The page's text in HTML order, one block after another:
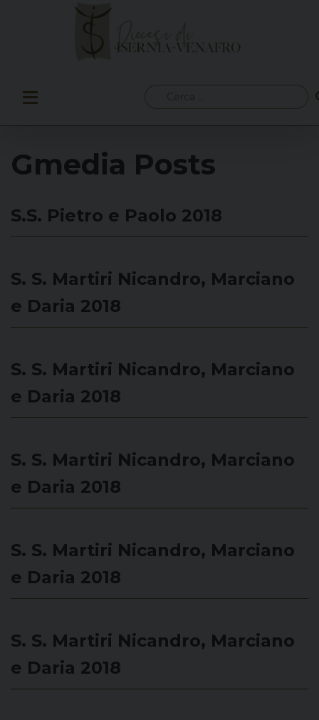
per:
Gmedia Posts
S.S. Pietro e Paolo 2018
S. S. Martiri Nicandro, Marciano
e Daria 2018
S. S. Martiri Nicandro, Marciano
e Daria 2018
S. S. Martiri Nicandro, Marciano
e Daria 2018
S. S. Martiri Nicandro, Marciano
e Daria 2018
S. S. Martiri Nicandro, Marciano
e Daria 2018